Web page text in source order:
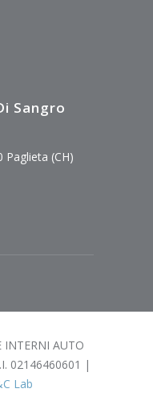
Sangro
Paglieta (CH)
AUTO
02146460601 |
Lab